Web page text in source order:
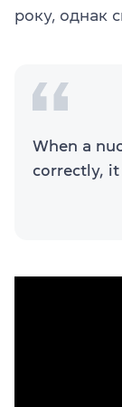
року, однак
When a
correctly, it